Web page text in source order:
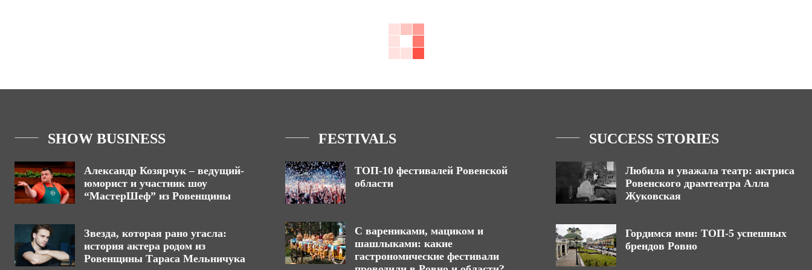
SHOW BUSINESS
Александр Козярчук – ведущий-
юморист и участник шоу
“МастерШеф” из Ровенщины
Звезда, которая рано угасла:
история актера родом из
Ровенщины Тараса Мельничука
FESTIVALS
ТОП-10 фестивалей Ровенской
области
С варениками, мациком и
шашлыками: какие
гастрономические фестивали
SUCCESS STORIES
Любила и уважала театр: актриса
Ровенского драмтеатра Алла
Жуковская
Гордимся ими: ТОП-5 успешных
брендов Ровно